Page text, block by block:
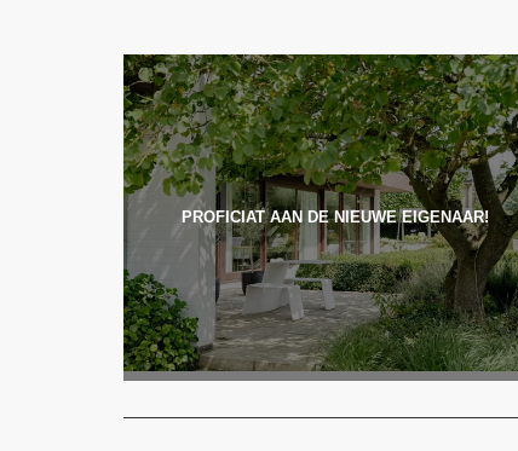
PROFICIAT AAN DE NIEUWE EIGENAAR!